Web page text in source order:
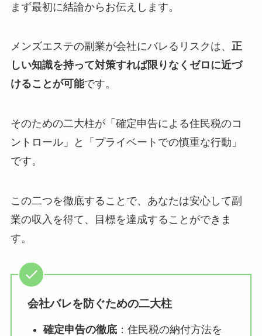
まず最初に結論からお伝えします。
メンズエステの副業が会社にバレるリスクは、 正
しい知識を持って対策すれば限りなくゼロに近づ
けることが可能です。
そのための二大柱が「確定申告による住民税のコ
ントロール」と「プライベートでの慎重な行動」
です。
この二つを徹底することで、あなたは安心して副
業の収入を得て、目標を達成することができま
す。
会社バレを防ぐための二大柱
確定申告の徹底：住民税の納付方法を